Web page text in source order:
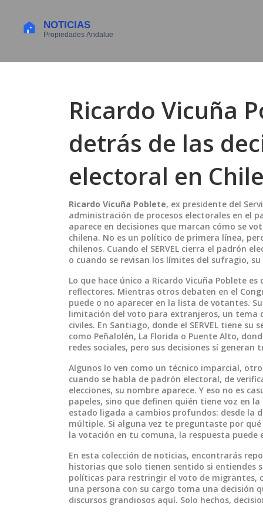
Ricardo Vicuña
detrás de las
electoral en Chile
Ricardo Vicuña Poblete, ex presidente del
administración de procesos electorales en el
aparece en decisiones que marcan cómo se
chilena. No es un político de primera línea,
chilenos. Cuando el SERVEL cierra el padrón
o cuando se revisan los límites del sufragio,
Lo que hace único a Ricardo Vicuña Poblete
reflectores. Mientras otros debaten en el
puede o no aparecer en la lista de votantes.
limitación del voto para extranjeros, un tema
civiles. En Santiago, donde el SERVEL tiene
como Peñalolén, La Florida o Puente Alto,
redes sociales, pero sus decisiones sí generan
Algunos lo ven como un técnico imparcial,
cuando se habla de padrón electoral, de
elecciones, su nombre aparece. Y eso no es
papeles, sino que definen quién tiene voz en
estado ligada a cambios profundos: desde
múltiple. Si alguna vez te preguntaste por
la votación en tu comuna, la respuesta
En esta colección de noticias, encontrarás
historias que solo tienen sentido si entiendes
políticas para restringir el voto de migrantes,
una persona con su cargo toma una decisión
discursos grandiosos aquí. Solo hechos,